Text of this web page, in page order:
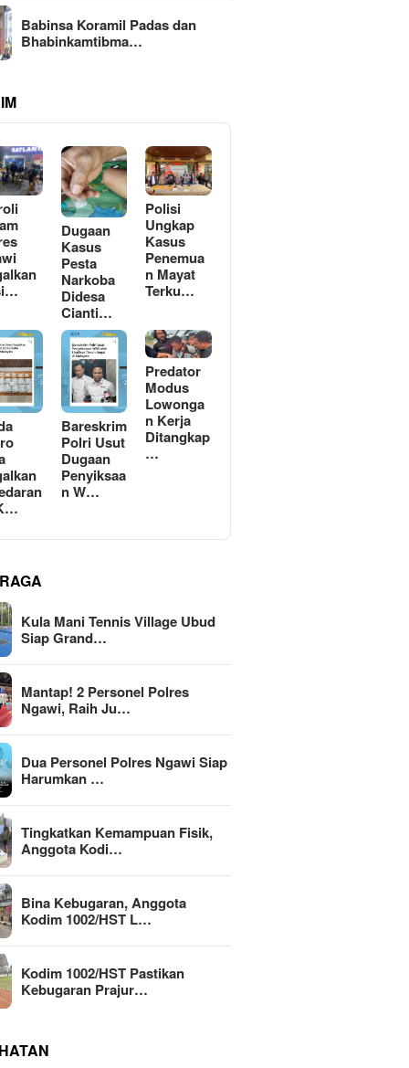
Babinsa Koramil Padas dan
Bhabinkamtibma…
Dugaan
Kasus
Pesta
Narkoba
Didesa
Cianti…
Polisi
Ungkap
Kasus
Penemua
n Mayat
Terku…
Bareskrim
Polri Usut
Dugaan
Penyiksaa
n W…
Predator
Modus
Lowonga
n Kerja
Ditangkap
…
Kula Mani Tennis Village Ubud
Siap Grand…
Mantap! 2 Personel Polres
Ngawi, Raih Ju…
Dua Personel Polres Ngawi Siap
Harumkan …
Tingkatkan Kemampuan Fisik,
Anggota Kodi…
Bina Kebugaran, Anggota
Kodim 1002/HST L…
Kodim 1002/HST Pastikan
Kebugaran Prajur…